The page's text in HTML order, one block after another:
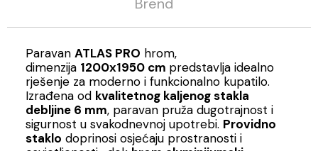
Paravan ATLAS PRO hrom,
dimenzija 1200x1950 cm predstavlja idealno
rješenje za moderno i funkcionalno kupatilo.
Izrađena od kvalitetnog kaljenog stakla
debljine 6 mm, paravan pruža dugotrajnost i
sigurnost u svakodnevnoj upotrebi. Providno
staklo doprinosi osjećaju prostranosti i